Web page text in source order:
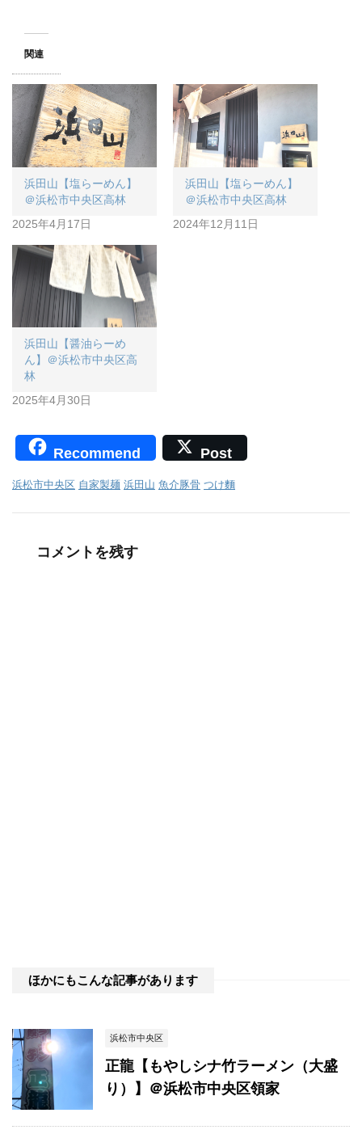
関連
浜田山【塩らーめん】
＠浜松市中央区高林
2025年4月17日
浜田山【塩らーめん】
＠浜松市中央区高林
2024年12月11日
浜田山【醤油らーめ
ん】＠浜松市中央区高
林
2025年4月30日
Recommend Post
浜松市中央区 自家製麺 浜田山 魚介豚骨 つけ麵
コメントを残す
ほかにもこんな記事があります
浜松市中央区
正龍【もやしシナ竹ラーメン（大盛
り）】＠浜松市中央区領家